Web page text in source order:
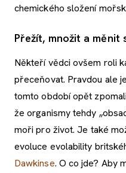
chemického složení
Přežít, množit a měnit
Někteří vědci ovšem roli
přeceňovat. Pravdou ale
tomto období opět
že organismy tehdy
moři pro život. Je také
evoluce evolability
Dawkinse. O co jde? Aby